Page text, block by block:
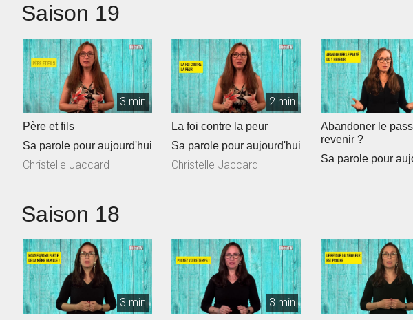
Saison 19
3 min
Père et fils
Sa parole pour aujourd'hui
Christelle Jaccard
2 min
La foi contre la peur
Sa parole pour aujourd'hui
Christelle Jaccard
Abandoner le
revenir ?
Sa parole pour
Saison 18
3 min 3 min